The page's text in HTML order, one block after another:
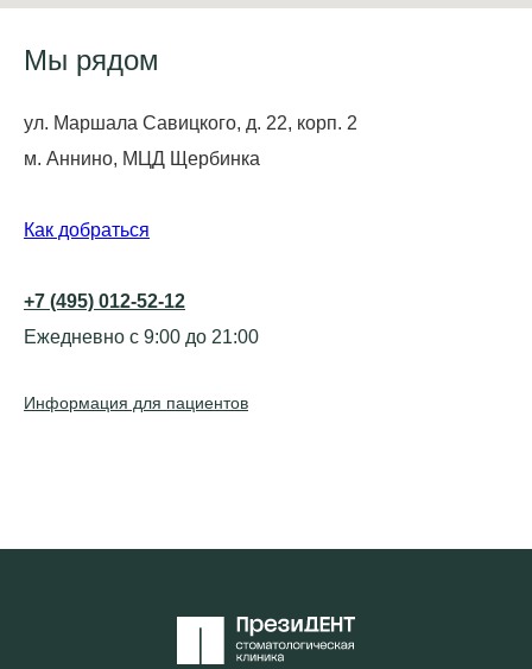
Мы рядом
ул. Маршала Савицкого, д. 22, корп. 2
м. Аннино, МЦД Щербинка
Как добраться
+7 (495) 012-52-12
Ежедневно с 9:00 до 21:00
Информация для пациентов